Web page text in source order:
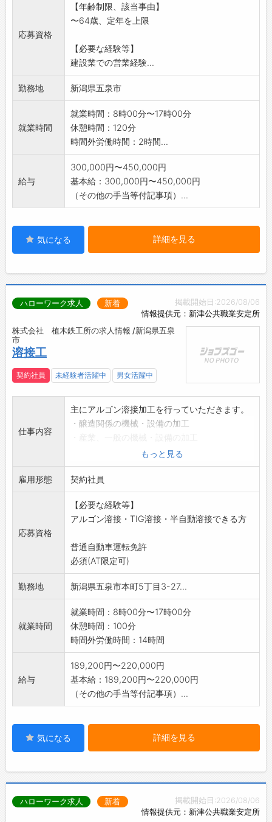
応募資格
【年齢制限、該当事由】
〜64歳、定年を上限
【必要な経験等】
建設業での営業経験...
勤務地 新潟県五泉市
就業時間
就業時間：8時00分〜17時00分
休憩時間：120分
時間外労働時間：2時間...
給与
300,000円〜450,000円
基本給：300,000円〜450,000円
（その他の手当等付記事項）...
気になる 詳細を見る
掲載開始日:2026/08/06
情報提供元：新津公共職業安定所
ハローワーク求人 新着
株式会社 植木鉄工所の求人情報 /新潟県五泉
市
溶接工
契約社員 未経験者活躍中 男女活躍中
仕事内容
主にアルゴン溶接加工を行っていただきます。
・醸造関係の機械・設備の加工
・現場溶接及び配管作業(タンクや架台など)
*ブランクのある方も応募お待ちしております。
※正社員登用を前提とした募集です。
*応募前職場見学可能です。事前にご連絡くださ
い。
もっと見る
雇用形態 契約社員
応募資格
【必要な経験等】
アルゴン溶接・TIG溶接・半自動溶接できる方
普通自動車運転免許
必須(AT限定可)
勤務地 新潟県五泉市本町5丁目3-27...
就業時間
就業時間：8時00分〜17時00分
休憩時間：100分
時間外労働時間：14時間
給与
189,200円〜220,000円
基本給：189,200円〜220,000円
（その他の手当等付記事項）...
気になる 詳細を見る
掲載開始日:2026/08/06
情報提供元：新津公共職業安定所
ハローワーク求人 新着